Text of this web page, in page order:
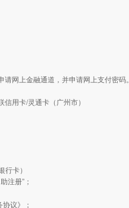
网上金融通道，并申请网上支付密码
用卡/灵通卡（广州市）
卡）
注册”；
议》；